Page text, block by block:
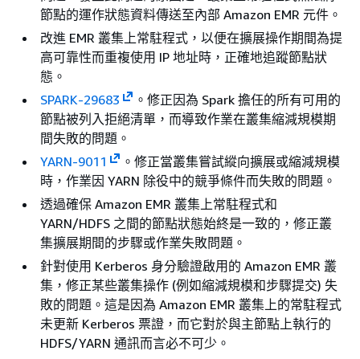
節點的運作狀態資料傳送至內部 Amazon EMR 元件。
改進 EMR 叢集上常駐程式，以便在擴展操作期間為提
高可靠性而重複使用 IP 地址時，正確地追蹤節點狀
態。
SPARK-29683
。修正因為 Spark 擔任的所有可用的
節點被列入拒絕清單，而導致作業在叢集縮減規模期
間失敗的問題。
YARN-9011
。修正當叢集嘗試縱向擴展或縮減規模
時，作業因 YARN 除役中的競爭條件而失敗的問題。
透過確保 Amazon EMR 叢集上常駐程式和
YARN/HDFS 之間的節點狀態始終是一致的，修正叢
集擴展期間的步驟或作業失敗問題。
針對使用 Kerberos 身分驗證啟用的 Amazon EMR 叢
集，修正某些叢集操作 (例如縮減規模和步驟提交) 失
敗的問題。這是因為 Amazon EMR 叢集上的常駐程式
未更新 Kerberos 票證，而它對於與主節點上執行的
HDFS/YARN 通訊而言必不可少。